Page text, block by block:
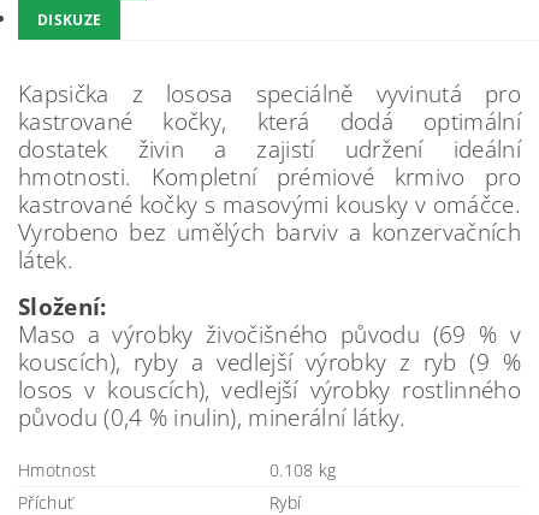
DISKUZE
Kapsička z lososa speciálně vyvinutá pro
kastrované kočky, která dodá optimální
dostatek živin a zajistí udržení ideální
hmotnosti. Kompletní prémiové krmivo pro
kastrované kočky s masovými kousky v omáčce.
Vyrobeno bez umělých barviv a konzervačních
látek.
Složení:
Maso a výrobky živočišného původu (69 % v
kouscích), ryby a vedlejší výrobky z ryb (9 %
losos v kouscích), vedlejší výrobky rostlinného
původu (0,4 % inulin), minerální látky.
Hmotnost
0.108 kg
Příchuť
Rybí